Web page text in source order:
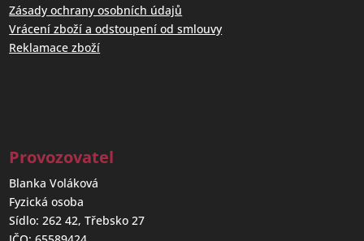
Zásady ochrany osobních údajů
Vrácení zboží a odstoupení od smlouvy
Reklamace zboží
Provozovatel
Blanka Voláková
Fyzická osoba
Sídlo: 262 42, Třebsko 27